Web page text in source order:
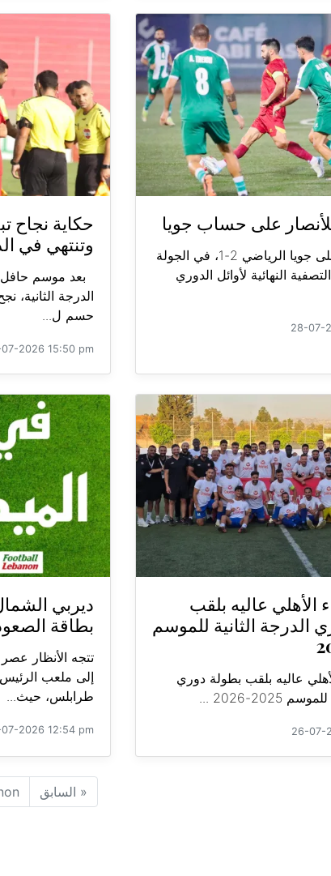
على حساب جويا
فوز الأنصار على جويا الرياضي 2-1، في الجولة
النهائية لأوائل الدوري
28-07-
حكاية
وتنتهي في
بعد موسم حافل
الدرجة الثانية،
حسم ل...
2026 15:50 pm
الأهلي عاليه بلقب
الدرجة الثانية للموسم
عاليه بلقب بطولة دوري
2025-2026 ...
26-07-
بطاقة
تتجه الأنظار
إلى ملعب
طرابلس، حيث...
2026 12:54 pm
« السابق